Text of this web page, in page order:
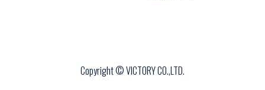
Copyright © VICTORY CO.,LTD.